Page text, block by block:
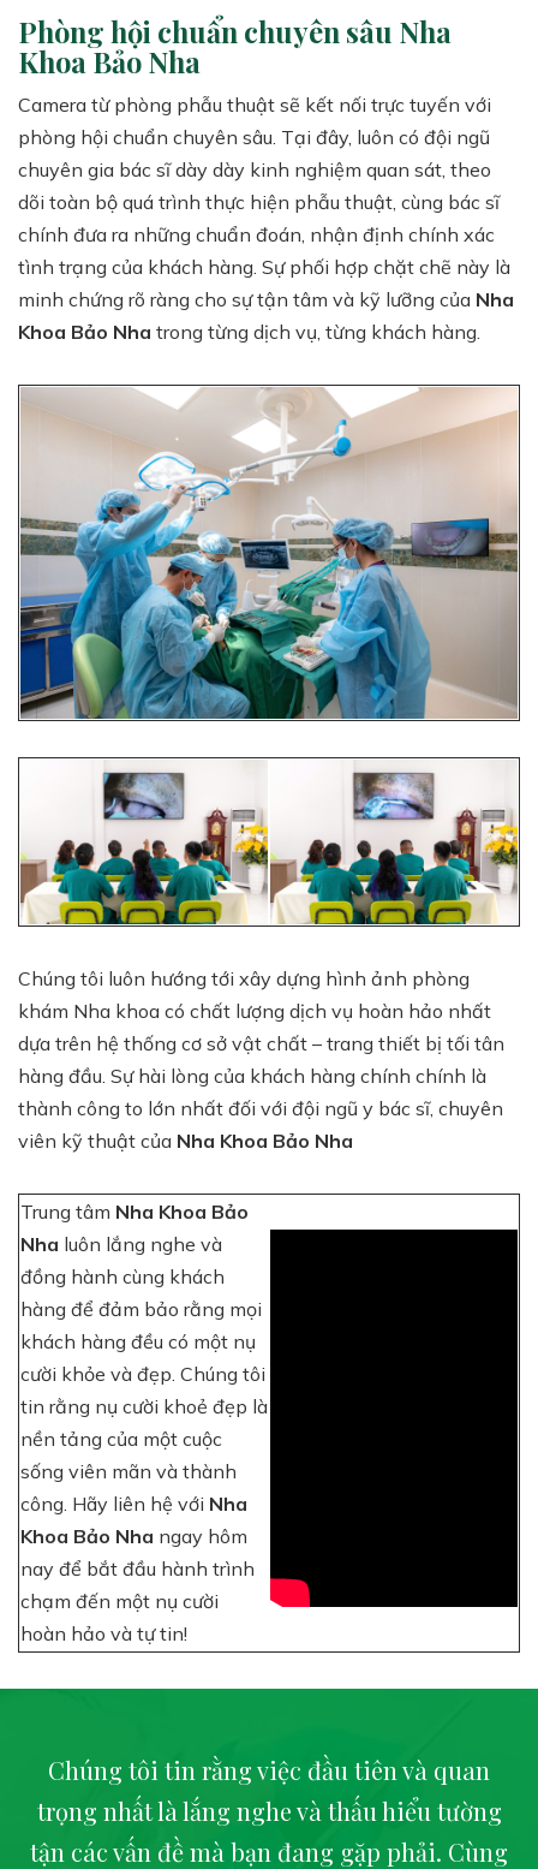
Phòng hội chuẩn chuyên sâu Nha
Khoa Bảo Nha
Camera từ phòng phẫu thuật sẽ kết nối trực tuyến với
phòng hội chuẩn chuyên sâu. Tại đây, luôn có đội ngũ
chuyên gia bác sĩ dày dày kinh nghiệm quan sát, theo
dõi toàn bộ quá trình thực hiện phẫu thuật, cùng bác sĩ
chính đưa ra những chuẩn đoán, nhận định chính xác
tình trạng của khách hàng. Sự phối hợp chặt chẽ này là
minh chứng rõ ràng cho sự tận tâm và kỹ lưỡng của Nha
Khoa Bảo Nha trong từng dịch vụ, từng khách hàng.
Chúng tôi luôn hướng tới xây dựng hình ảnh phòng
khám Nha khoa có chất lượng dịch vụ hoàn hảo nhất
dựa trên hệ thống cơ sở vật chất – trang thiết bị tối tân
hàng đầu. Sự hài lòng của khách hàng chính chính là
thành công to lớn nhất đối với đội ngũ y bác sĩ, chuyên
viên kỹ thuật của Nha Khoa Bảo Nha
Trung tâm Nha Khoa Bảo
Nha luôn lắng nghe và
đồng hành cùng khách
hàng để đảm bảo rằng mọi
khách hàng đều có một nụ
cười khỏe và đẹp. Chúng tôi
tin rằng nụ cười khoẻ đẹp là
nền tảng của một cuộc
sống viên mãn và thành
công. Hãy liên hệ với Nha
Khoa Bảo Nha ngay hôm
nay để bắt đầu hành trình
chạm đến một nụ cười
hoàn hảo và tự tin!
Chúng tôi tin rằng việc đầu tiên và quan
trọng nhất là lắng nghe và thấu hiểu tường
tận các vấn đề mà bạn đang gặp phải. Cùng